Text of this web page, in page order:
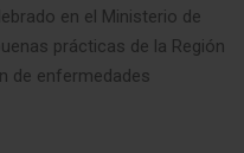
en el Ministerio de
prácticas de la Región
de enfermedades